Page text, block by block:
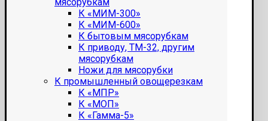
К «МИМ-300»
К «МИМ-600»
К бытовым мясорубкам
К приводу, ТМ-32, другим
мясорубкам
Ножи для мясорубки
К промышленный овощерезкам
К «МПР»
К «МОП»
К «Гамма-5»